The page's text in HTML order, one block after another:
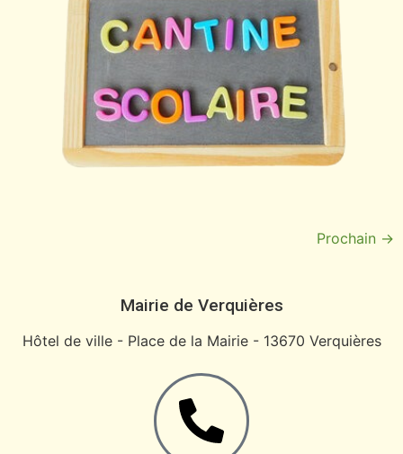
Prochain →
Mairie de Verquières
Hôtel de ville - Place de la Mairie - 13670 Verquières